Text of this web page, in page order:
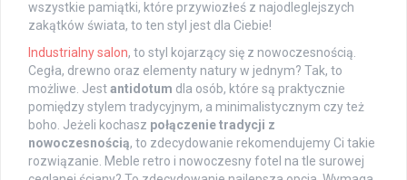
wszystkie pamiątki, które przywiozłeś z najodleglejszych
zakątków świata, to ten styl jest dla Ciebie!
Industrialny salon, to styl kojarzący się z nowoczesnością.
Cegła, drewno oraz elementy natury w jednym? Tak, to
możliwe. Jestantidotum dla osób, które są praktycznie
pomiędzy stylem tradycyjnym, a minimalistycznym czy też
boho. Jeżeli kochasz połączenie tradycji z
nowoczesnością, to zdecydowanie rekomendujemy Ci takie
rozwiązanie. Meble retro i nowoczesny fotel na tle surowej